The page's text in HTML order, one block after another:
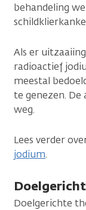
behandeling
Als er
radioactief
meestal
te genezen.
weg.
Lees verder
jodium.
Doelgerichte